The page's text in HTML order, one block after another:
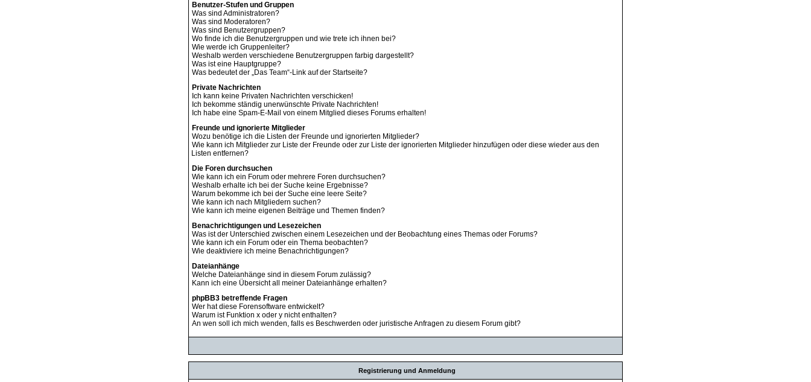
Benutzer-Stufen und Gruppen
Was sind Administratoren?
Was sind Moderatoren?
Was sind Benutzergruppen?
Wo finde ich die Benutzergruppen und wie trete ich ihnen bei?
Wie werde ich Gruppenleiter?
Weshalb werden verschiedene Benutzergruppen farbig dargestellt?
Was ist eine Hauptgruppe?
Was bedeutet der „Das Team“-Link auf der Startseite?
Private Nachrichten
Ich kann keine Privaten Nachrichten verschicken!
Ich bekomme ständig unerwünschte Private Nachrichten!
Ich habe eine Spam-E-Mail von einem Mitglied dieses Forums erhalten!
Freunde und ignorierte Mitglieder
Wozu benötige ich die Listen der Freunde und ignorierten Mitglieder?
Wie kann ich Mitglieder zur Liste der Freunde oder zur Liste der ignorierten Mitglieder hinzufügen oder diese wieder aus den
Listen entfernen?
Die Foren durchsuchen
Wie kann ich ein Forum oder mehrere Foren durchsuchen?
Weshalb erhalte ich bei der Suche keine Ergebnisse?
Warum bekomme ich bei der Suche eine leere Seite?
Wie kann ich nach Mitgliedern suchen?
Wie kann ich meine eigenen Beiträge und Themen finden?
Benachrichtigungen und Lesezeichen
Was ist der Unterschied zwischen einem Lesezeichen und der Beobachtung eines Themas oder Forums?
Wie kann ich ein Forum oder ein Thema beobachten?
Wie deaktiviere ich meine Benachrichtigungen?
Dateianhänge
Welche Dateianhänge sind in diesem Forum zulässig?
Kann ich eine Übersicht all meiner Dateianhänge erhalten?
phpBB3 betreffende Fragen
Wer hat diese Forensoftware entwickelt?
Warum ist Funktion x oder y nicht enthalten?
An wen soll ich mich wenden, falls es Beschwerden oder juristische Anfragen zu diesem Forum gibt?
Registrierung und Anmeldung